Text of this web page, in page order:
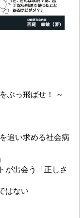
ぶっ飛ばせ！ ～
追い求める社会病
が出会う「正しさ
はない